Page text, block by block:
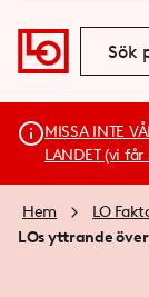
MISSA INTE
LANDET (vi
Hem
LO